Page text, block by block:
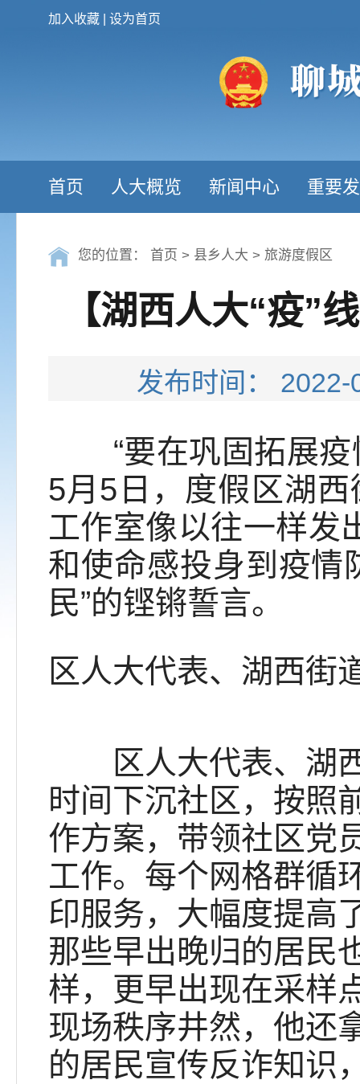
加入收藏 设为首页
首页 人大概览 新闻中心 重要
您的位置： 首页 > 县乡人大 > 旅游度假区
【湖西人大“疫”
发布时间：
“要在巩固拓展疫
5月5日，度假区湖
工作室像以往一样发
和使命感投身到疫情
民”的铿锵誓言。
区人大代表、湖西街
区人大代表、湖西
时间下沉社区，按照
作方案，带领社区党
工作。每个网格群循
印服务，大幅度提高
那些早出晚归的居民
样，更早出现在采样
现场秩序井然，他还
的居民宣传反诈知识